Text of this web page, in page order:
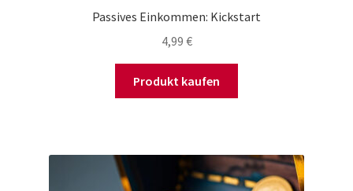
Passives Einkommen: Kickstart
4,99 €
Produkt kaufen